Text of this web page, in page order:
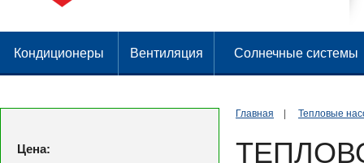
Кондиционеры Вентиляция Солнечные системы
Главная Тепловые
Цена: